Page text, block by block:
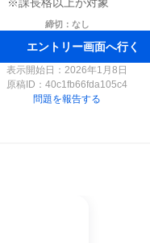
締切：なし
エントリー画面へ行く
表示開始日：2026年1月8日
原稿ID： 40c1fb66fda105c4
問題を報告する